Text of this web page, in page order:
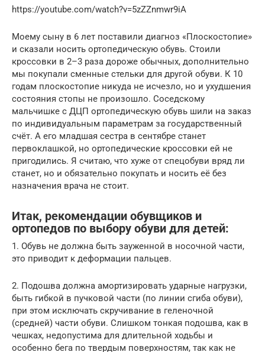
https://youtube.com/watch?v=5zZZnmwr9iA
Моему сыну в 6 лет поставили диагноз «Плоскостопие»
и сказали носить ортопедическую обувь. Стоили
кроссовки в 2–3 раза дороже обычных, дополнительно
мы покупали сменные стельки для другой обуви. К 10
годам плоскостопие никуда не исчезло, но и ухудшения
состояния стопы не произошло. Соседскому
мальчишке с ДЦП ортопедическую обувь шили на заказ
по индивидуальным параметрам за государственный
счёт. А его младшая сестра в сентябре станет
первоклашкой, но ортопедические кроссовки ей не
пригодились. Я считаю, что хуже от спецобуви вряд ли
станет, но и обязательно покупать и носить её без
назначения врача не стоит.
Итак, рекомендации обувщиков и
ортопедов по выбору обуви для детей:
1. Обувь не должна быть зауженной в носочной части,
это приводит к деформации пальцев.
2. Подошва должна амортизировать ударные нагрузки,
быть гибкой в пучковой части (по линии сгиба обуви),
при этом исключать скручивание в геленочной
(средней) части обуви. Слишком тонкая подошва, как в
чешках, недопустима для длительной ходьбы и
особенно бега по твердым поверхностям, так как не